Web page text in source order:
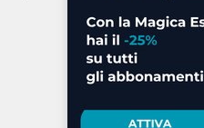
Via
P.IVA 02